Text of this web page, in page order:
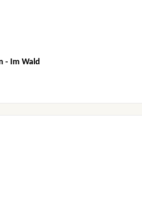
- Im Wald